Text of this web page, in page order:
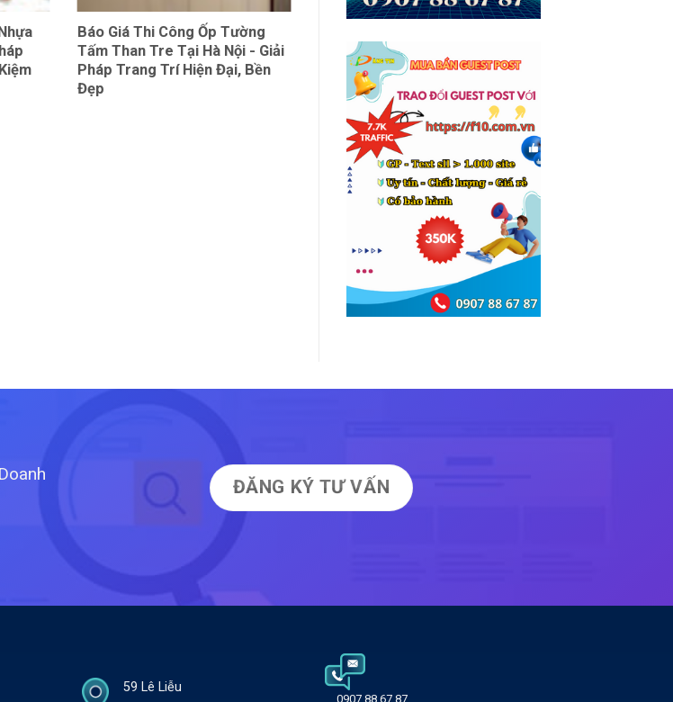
Báo Giá Thi Công Ốp Tường
Tấm Than Tre Tại Hà Nội - Giải
Pháp Trang Trí Hiện Đại, Bền
Đẹp
Sẵn – Đẹp, Bền, Dễ Thi Công
ĐĂNG KÝ TƯ VẤN
59 Lê Liễu
0907 88 67 87